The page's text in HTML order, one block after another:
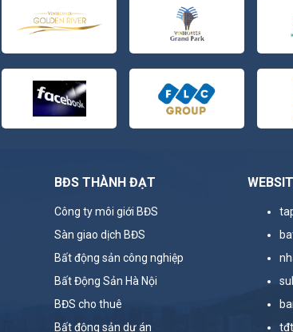
BĐS THÀNH ĐẠT
Công ty môi giới BĐS
Sàn giao dịch BĐS
Bất động sản công nghiệp
Bất Động Sản Hà Nội
BĐS cho thuê
Bất động sản dự án